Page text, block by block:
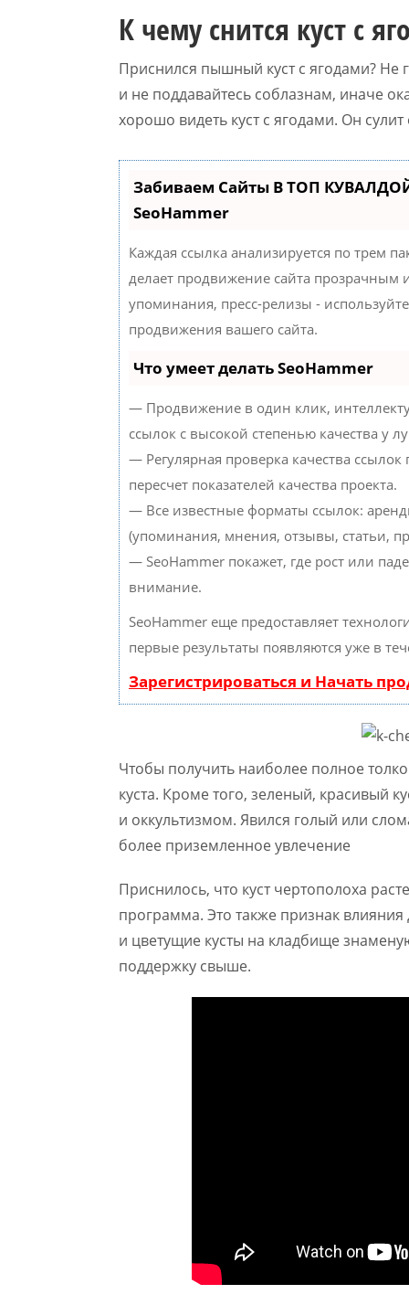
К чему снится куст с
Приснился пышный куст с ягодами? Не
и не поддавайтесь соблазнам, иначе
хорошо видеть куст с ягодами. Он
Забиваем Сайты В ТОП
SeoHammer
Каждая ссылка анализируется по трем
делает продвижение сайта прозрачным
упоминания, пресс-релизы -
продвижения вашего сайта.
Что умеет делать SeoHammer
— Продвижение в один клик,
ссылок с высокой степенью качества у
— Регулярная проверка качества
пересчет показателей качества проекта.
— Все известные форматы ссылок:
(упоминания, мнения, отзывы, статьи,
— SeoHammer покажет, где рост или
внимание.
SeoHammer еще предоставляет
первые результаты появляются уже в
Зарегистрироваться и Начать
Чтобы получить наиболее полное
куста. Кроме того, зеленый, красивый
и оккультизмом. Явился голый или
более приземленное увлечение
Приснилось, что куст чертополоха
программа. Это также признак
и цветущие кусты на кладбище
поддержку свыше.